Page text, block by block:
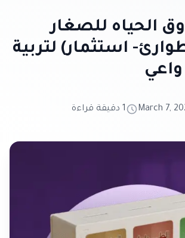
الحياه للصغار
استثمار) لتربية
March 7, 1 دقيقة قراءة